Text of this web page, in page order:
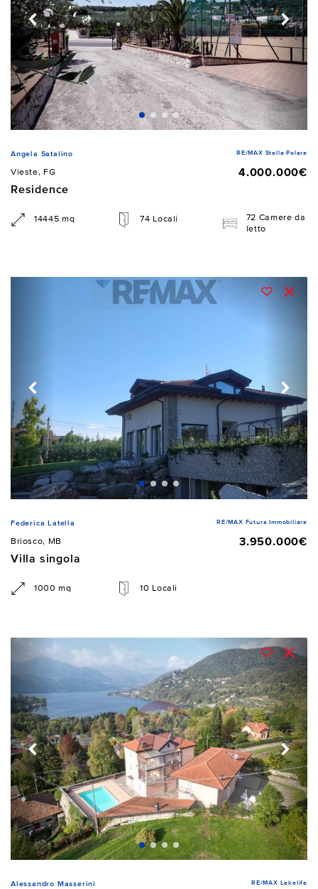
Angela Satalino RE/MAX Stella Polare
Vieste, FG
4.000.000€
Residence
14445 mq 74 Locali
72 Camere da
letto
Federica Latella RE/MAX Futura Immobiliare
Briosco, MB
3.950.000€
Villa singola
1000 mq 10 Locali
Alessandro Masserini RE/MAX Lakelife